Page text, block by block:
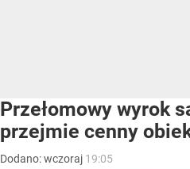
Przełomowy wyrok
przejmie cenny
Dodano:wczoraj 19:05